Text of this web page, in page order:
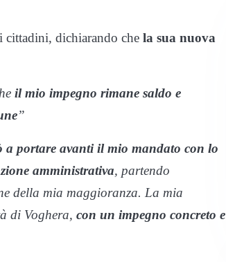
cittadini, dichiarando che la sua nuova
il mio impegno rimane saldo e
”
a portare avanti il mio mandato con lo
amministrativa, partendo
della mia maggioranza. La mia
di Voghera, con un impegno concreto e